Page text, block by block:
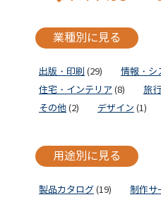
業種別に見る
出版・印刷 (29)
情報・シ
住宅・インテリア (8)
旅
その他 (2) デザイン (1)
用途別に見る
製品カタログ (19)
制作サ